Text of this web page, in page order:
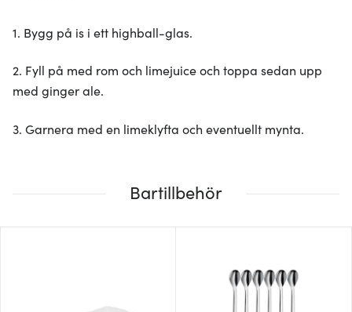
1. Bygg på is i ett highball-glas.
2. Fyll på med rom och limejuice och toppa sedan upp
med ginger ale.
3. Garnera med en limeklyfta och eventuellt mynta.
Bartillbehör